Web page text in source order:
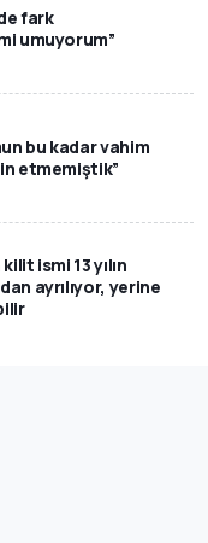
fark
umuyorum”
bu kadar vahim
etmemiştik”
ismi 13 yılın
ayrılıyor, yerine